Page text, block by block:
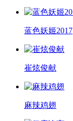
蓝色妖姬2017
崔炫俊献
麻辣鸡翅